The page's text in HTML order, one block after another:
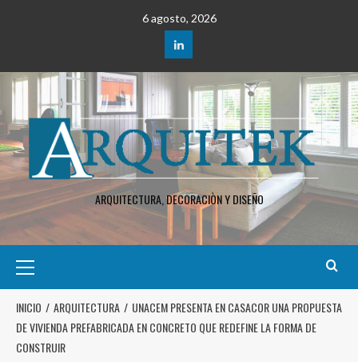
6 agosto, 2026
ARQUITECTURA, DECORACIÒN Y DISEÑO
INICIO ARQUITECTURA
UNACEM PRESENTA EN CASACOR UNA PROPUESTA
DE VIVIENDA PREFABRICADA EN CONCRETO QUE REDEFINE LA FORMA DE
CONSTRUIR